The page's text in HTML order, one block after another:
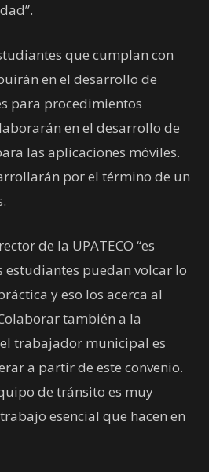
que cumplan con
en el desarrollo de
para procedimientos
en el desarrollo de
las aplicaciones móviles.
por el término de un
de la UPATECO “es
puedan volcar lo
y eso los acerca al
también a la
trabajador municipal es
a partir de este convenio.
de tránsito es muy
esencial que hacen en